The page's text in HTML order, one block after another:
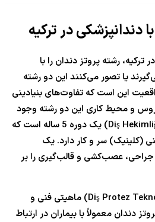
دندانپزشکی در ترکیه
رشته پروتز دندان را با
یا تصور می‌کنند این دو رشته
این است که تفاوت‌های بنیادینی
و محیط کاری این دو رشته وجود
دارد. دندانپزشکی در ترکیه (Diş Hekimliği) یک دوره 5 ساله است که
(کلینیک) سر و کار دارد. یک
عصب‌کشی و قالب‌گیری را بر
اما رشته پروتز دندان (Diş Protez Teknolojisi) ماهیتی فنی و
دندان معمولاً با بیماران در ارتباط